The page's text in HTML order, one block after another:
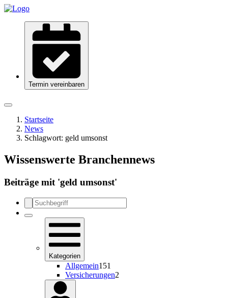
Termin vereinbaren
Startseite
News
Schlagwort: geld umsonst
Wissenswerte Branchennews
Beiträge mit 'geld umsonst'
Kategorien
Allgemein151
Versicherungen2